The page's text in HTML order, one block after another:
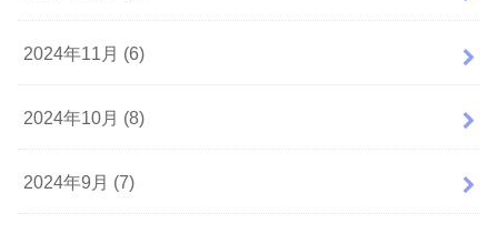
2024年11月 (6)
2024年10月 (8)
2024年9月 (7)